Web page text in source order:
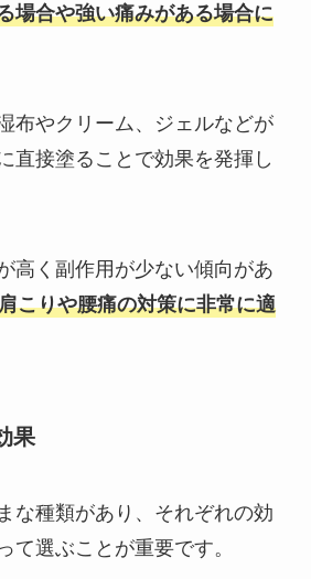
場合や強い痛みがある場合に
布やクリーム、ジェルなどが
直接塗ることで効果を発揮し
高く副作用が少ない傾向があ
こりや腰痛の対策に非常に適
果
な種類があり、それぞれの効
て選ぶことが重要です。